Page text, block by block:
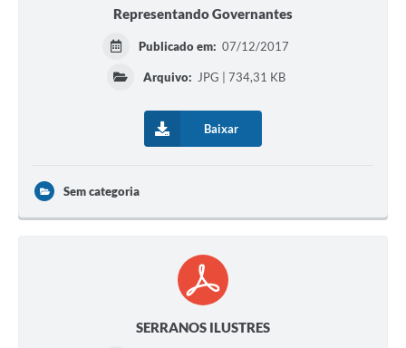
Representando Governantes
Publicado em: 07/12/2017
Arquivo: JPG | 734,31 KB
Baixar
Sem categoria
SERRANOS ILUSTRES